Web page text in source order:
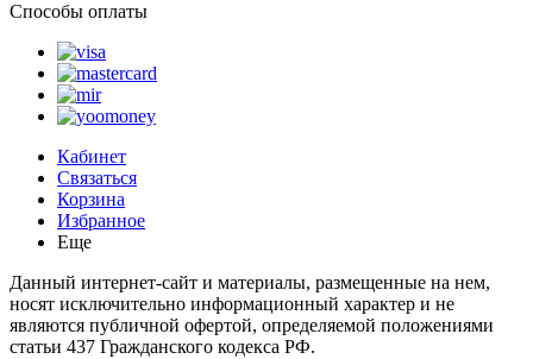
Способы оплаты
Кабинет
Связаться
Корзина
Избранное
Еще
Данный интернет-сайт и материалы, размещенные на нем,
носят исключительно информационный характер и не
являются публичной офертой, определяемой положениями
статьи 437 Гражданского кодекса РФ.